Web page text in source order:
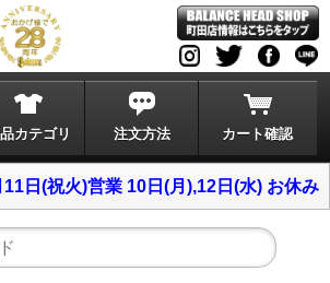
カテゴリ 注文方法 カート確認
日(祝火)営業 10日(月),12日(水) お休み